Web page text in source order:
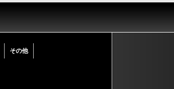
その他